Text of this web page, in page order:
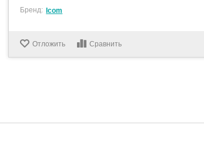
Бренд: Icom
Отложить Сравнить